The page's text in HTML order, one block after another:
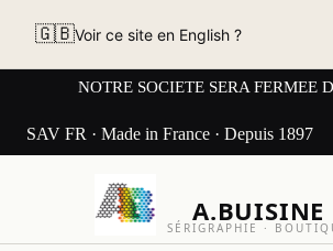
🇬🇧Voir ce site en English ?
NOTRE SOCIETE SERA FERMEE
SAV FR · Made in France · Depuis 1897
A.BUISINE
SÉRIGRAPHIE ·